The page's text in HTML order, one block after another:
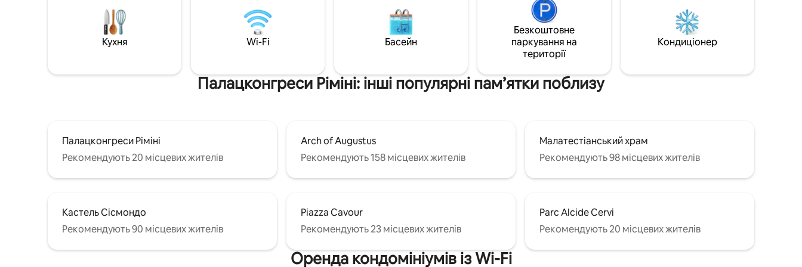
частині Рівері, оточений найкращими
готелями Рівері, недалеко від великих
туристичних об 'єктів і просто кроків до
велосипедів.
послуги, розташовані неподалік.
Доступ до зони Coliving з обладнаною
кухнею та вітальнею.
приміщення призначені для вашого
комфорту. Безкоштовна парковка в
декількох кроках від вхідних дверей.
Можна з домашніми тваринами
телевізори і, нарешті, два велосипеди,
які входять у вартість перебування. Усі
види знаходяться на приватній
території кондомініуму з метою більшої
Кухня Wi-Fi Басейн
Безкоштовне
паркування на
території
Кондиціонер
Палацконгреси Ріміні: інші популярні пам’ятки поблизу
Палацконгреси Ріміні
Рекомендують 20 місцевих жителів
Arch of Augustus
Рекомендують 158 місцевих жителів
Малатестіанський храм
Рекомендують 98 місцевих жителів
Кастель Сісмондо
Рекомендують 90 місцевих жителів
Piazza Cavour
Рекомендують 23 місцевих жителів
Parc Alcide Cervi
Рекомендують 20 місцевих жителів
Оренда кондомініумів із Wi-Fi